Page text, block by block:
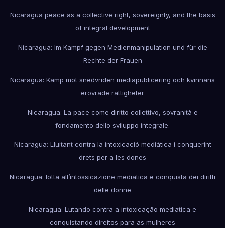
Nicaragua peace as a collective right, sovereignty, and the basis
of integral development
Nicaragua: Im Kampf gegen Medienmanipulation und für die
Rechte der Frauen
Nicaragua: Kamp mot snedvriden mediapublicering och kvinnans
erövrade rättigheter
Nicaragua: La pace come diritto collettivo, sovranità e
fondamento dello sviluppo integrale.
Nicaragua: Lluitant contra la intoxicació mediàtica i conquerint
drets per a les dones
Nicaragua: lotta all’intossicazione mediatica e conquista dei diritti
delle donne
Nicaragua: Lutando contra a intoxicação mediatica e
conquistando direitos para as mulheres